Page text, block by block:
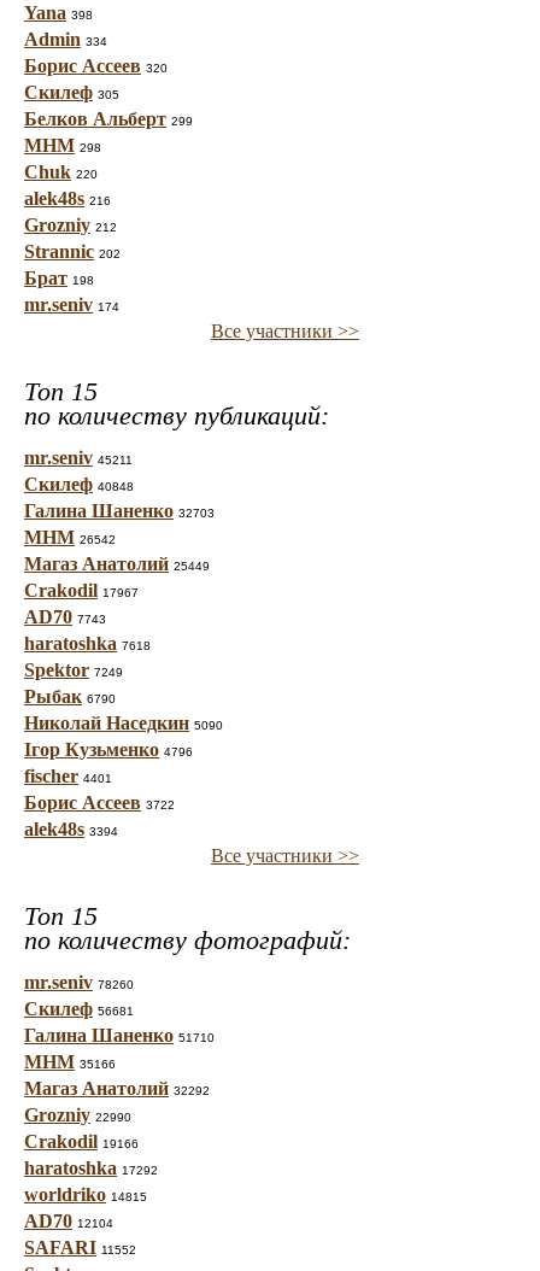
Yana 398
Admin 334
Борис Ассеев 320
Скилеф 305
Белков Альберт 299
МНМ 298
Chuk 220
alek48s 216
Grozniy 212
Strannic 202
Брат 198
mr.seniv 174
Все участники >>
Топ 15
по количеству публикаций:
mr.seniv 45211
Скилеф 40848
Галина Шаненко 32703
МНМ 26542
Магаз Анатолий 25449
Crakodil 17967
AD70 7743
haratoshka 7618
Spektor 7249
Рыбак 6790
Николай Наседкин 5090
Ігор Кузьменко 4796
fischer 4401
Борис Ассеев 3722
alek48s 3394
Все участники >>
Топ 15
по количеству фотографий:
mr.seniv 78260
Скилеф 56681
Галина Шаненко 51710
МНМ 35166
Магаз Анатолий 32292
Grozniy 22990
Crakodil 19166
haratoshka 17292
worldriko 14815
AD70 12104
SAFARI 11552